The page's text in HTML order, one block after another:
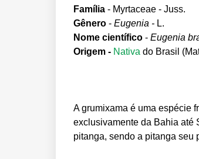
Família - Myrtaceae - Juss.
Gênero - Eugenia - L.
Nome científico - Eugenia
Origem - Nativa do Brasil
A grumixama é uma espécie
exclusivamente da Bahia até
pitanga, sendo a pitanga seu